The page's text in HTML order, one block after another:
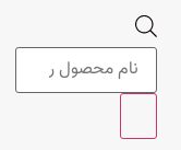
Products
search